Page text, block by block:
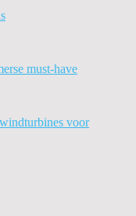
must-have
voor